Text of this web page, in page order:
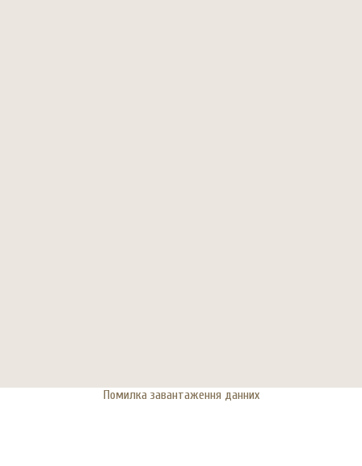
Помилка завантаження данних